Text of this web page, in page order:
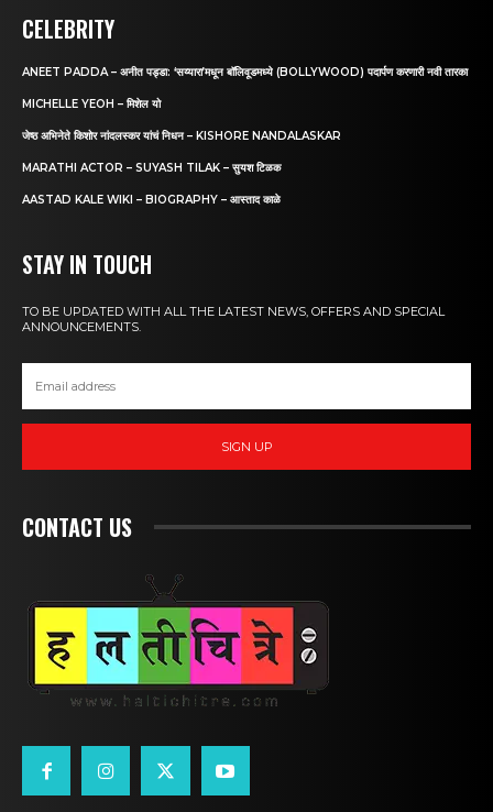
CELEBRITY
ANEET PADDA – अनीत पड्डा: ‘सय्यारा’मधून बॉलिवूडमध्ये (BOLLYWOOD) पदार्पण करणारी नवी तारका
MICHELLE YEOH – मिशेल यो
जेष्ठ अभिनेते किशोर नांदलस्कर यांचं निधन – KISHORE NANDALASKAR
MARATHI ACTOR – SUYASH TILAK – सुयश टिळक
AASTAD KALE WIKI – BIOGRAPHY – आस्ताद काळे
STAY IN TOUCH
TO BE UPDATED WITH ALL THE LATEST NEWS, OFFERS AND SPECIAL
ANNOUNCEMENTS.
SIGN UP
CONTACT US